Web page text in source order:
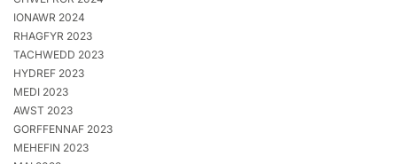
IONAWR 2024
RHAGFYR 2023
TACHWEDD 2023
HYDREF 2023
MEDI 2023
AWST 2023
GORFFENNAF 2023
MEHEFIN 2023